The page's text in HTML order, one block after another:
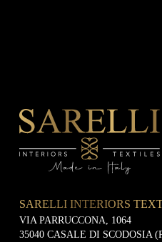
SARELLI INTERIORS
VIA PARRUCCONA, 1064
35040 CASALE DI SCODOSIA